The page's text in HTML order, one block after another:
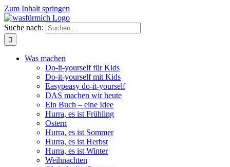
Zum Inhalt springen
Suche nach:
Was machen
Do-it-yourself für Kids
Do-it-yourself mit Kids
Easypeasy do-it-yourself
DAS machen wir heute
Ein Buch – eine Idee
Hurra, es ist Frühling
Ostern
Hurra, es ist Sommer
Hurra, es ist Herbst
Hurra, es ist Winter
Weihnachten